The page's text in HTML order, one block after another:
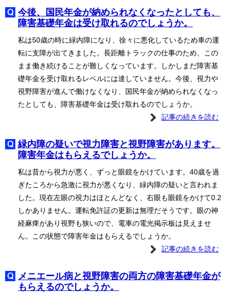
今後、国民年金が納められなくなったとしても、
障害基礎年金は受け取れるのでしょうか。
私は50歳の時に緑内障になり、徐々に悪化しているため車の運
転に支障が出てきました。長距離トラックの仕事のため、この
まま働き続けることが難しくなっています。しかしまだ障害基
礎年金を受け取れるレベルには達していません。今後、視力や
視野障害が進んで働けなくなり、国民年金が納められなくなっ
たとしても、障害基礎年金は受け取れるのでしょうか。
記事の続きを読む
緑内障の疑いで視力障害と視野障害があります。
障害年金はもらえるでしょうか。
私は昔から視力が悪く、ずっと眼鏡をかけています。40歳を過
ぎたころから急激に視力が悪くなり、緑内障の疑いと言われま
した。現在左眼の視力はほとんどなく、右眼も眼鏡をかけて0.2
しかありません。運転免許証の更新は無理だそうです。眼の神
経麻痺があり視野も狭いので、電車の電光掲示板は見えませ
ん。この状態で障害年金はもらえるでしょうか。
記事の続きを読む
メニエール病と視野障害の両方の障害基礎年金が
もらえるのでしょうか。